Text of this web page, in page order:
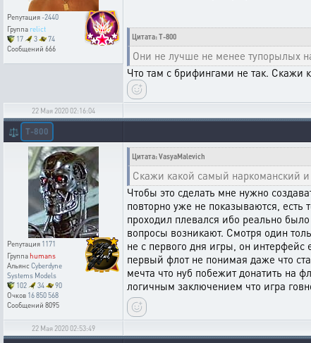
Репутация-2440
Группа relict
17
3
74
Сообщений 666
Цитата: T-800
Они не лучше не менее тупорылых
Что там с брифингами не так. Скажи
22 Мая 2020 02:16:04
⚖️ T-800
Репутация 1171
Группаhumans
АльянсCyberdyne
Systems Models
102
34
90
Очков 16 850 568
Сообщений 8095
Цитата: VasyaMalevich
Скажи какой самый наркоманский
Чтобы это сделать мне нужно
повторно уже не показываются,
проходил плевался ибо реально
вопросы возникают. Смотря один
не с первого дня игры, он
первый флот не понимая даже что
мечта что нуб побежит донатить на
логичным заключением что игра
22 Мая 2020 02:53:49